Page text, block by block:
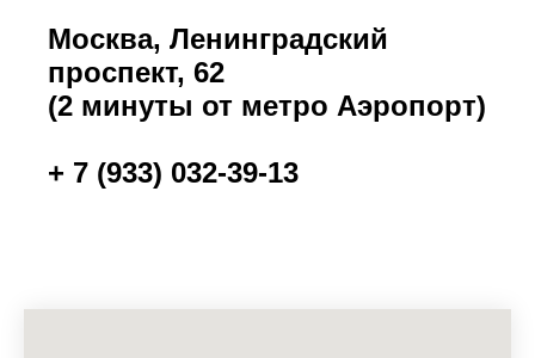
Москва, Ленинградский
проспект, 62
(2 минуты от метро Аэропорт)
+ 7 (933) 032-39-13